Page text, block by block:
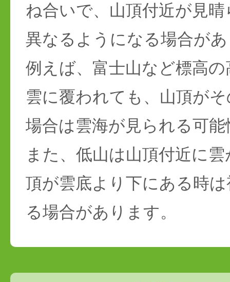
ね合いで、山頂付近が見
異なるようになる場合が
例えば、富士山など標高
雲に覆われても、山頂が
場合は雲海が見られる可
また、低山は山頂付近に
頂が雲底より下にある時
る場合があります。